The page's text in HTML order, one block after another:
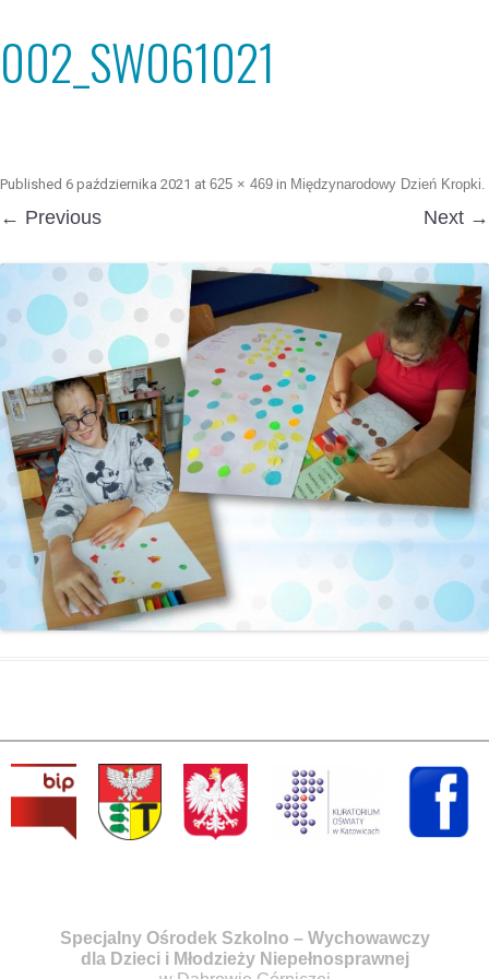
002_SW061021
Published 6 października 2021 at 625 × 469 in Międzynarodowy Dzień Kropki.
← Previous Next →
Specjalny Ośrodek Szkolno – Wychowawczy
dla Dzieci i Młodzieży Niepełnosprawnej